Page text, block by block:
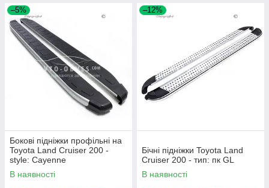
–5%
Бокові підніжки профільні на
Toyota Land Cruiser 200 -
style: Cayenne
В наявності
–12%
Бічні підніжки Toyota Land
Cruiser 200 - тип: пк GL
В наявності